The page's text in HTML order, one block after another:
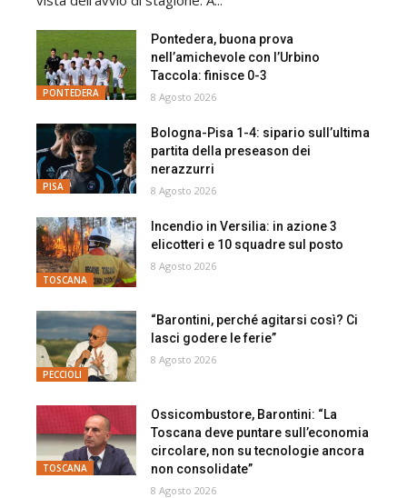
PONTEDERA
Pontedera, buona prova
nell’amichevole con l’Urbino
Taccola: finisce 0-3
8 Agosto 2026
PISA
Bologna-Pisa 1-4: sipario sull’ultima
partita della preseason dei
nerazzurri
8 Agosto 2026
TOSCANA
Incendio in Versilia: in azione 3
elicotteri e 10 squadre sul posto
8 Agosto 2026
PECCIOLI
“Barontini, perché agitarsi così? Ci
lasci godere le ferie”
8 Agosto 2026
TOSCANA
Ossicombustore, Barontini: “La
Toscana deve puntare sull’economia
circolare, non su tecnologie ancora
non consolidate”
8 Agosto 2026